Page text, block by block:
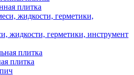
плитка
жидкости, герметики, инструмент
плитка